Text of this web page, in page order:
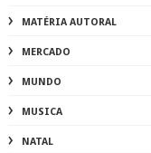
MATÉRIA AUTORAL
MERCADO
MUNDO
MUSICA
NATAL